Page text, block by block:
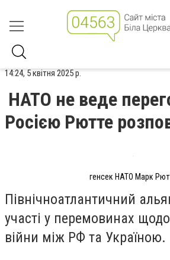
14:24, 5 квітня 2025 р.
НАТО не веде
Росією Рютте
генсек НАТО Марк
Північноатлантичний
участі у перемовинах
війни між РФ та Україною.